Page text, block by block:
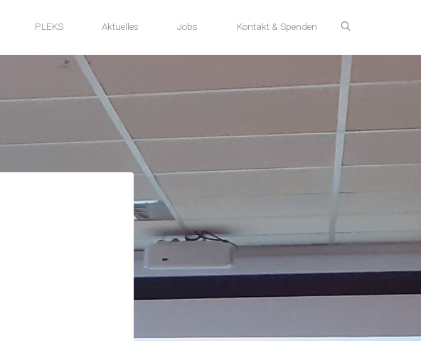
PLEKS Aktuelles Jobs Kontakt & Spenden